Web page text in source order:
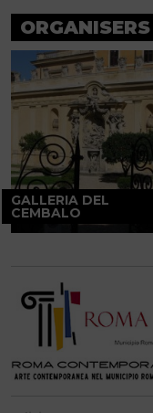
ORGANISERS
GALLERIA DEL
CEMBALO